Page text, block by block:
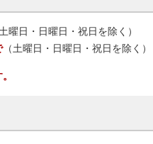
曜日・日曜日・祝日を除く）
（土曜日・日曜日・祝日を除く）